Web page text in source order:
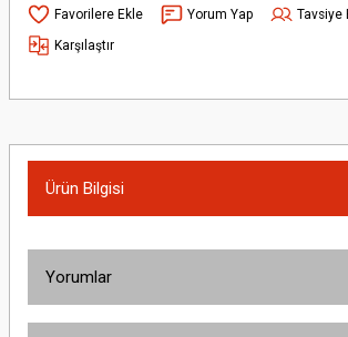
Yorum Yap Tavsiye
Karşılaştır
Ürün Bilgisi
Yorumlar